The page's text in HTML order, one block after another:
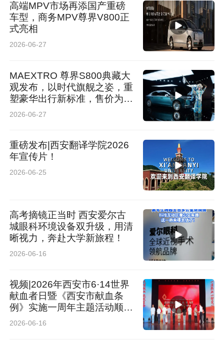
高端MPV市场再添国产重磅
车型，商务MPV尊界V800正
式亮相
2026-06-27
MAEXTRO 尊界S800典藏大
观发布，以时代旗舰之姿，重
塑豪华出行新标准，售价为
72.8万元-117.8万元！
2026-06-27
重磅发布|西安翻译学院2026
年宣传片！
2026-06-25
高考摘镜正当时 西安爱尔古
城眼科环境设备双升级，用清
晰视力，奔赴大学新旅程！
2026-06-16
视频|2026年西安市6·14世界
献血者日暨《西安市献血条
例》实施一周年主题活动顺利
举办
2026-06-16